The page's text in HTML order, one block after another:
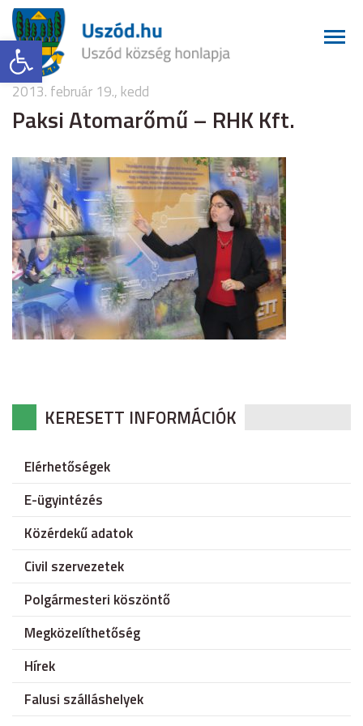
Eszköztár megnyitása
2013. február 19., kedd
Paksi Atomarőmű – RHK Kft.
KERESETT INFORMÁCIÓK
Elérhetőségek
E-ügyintézés
Közérdekű adatok
Civil szervezetek
Polgármesteri köszöntő
Megközelíthetőség
Hírek
Falusi szálláshelyek